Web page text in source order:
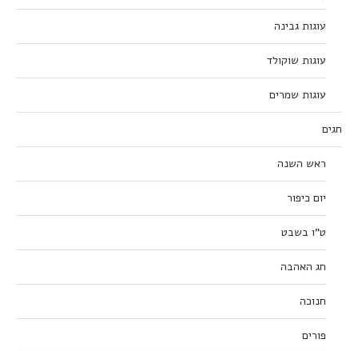
עוגות גבינה
עוגות שוקולד
עוגות שמרים
חגים
ראש השנה
יום כיפור
ט”ו בשבט
חג האהבה
חנוכה
פורים